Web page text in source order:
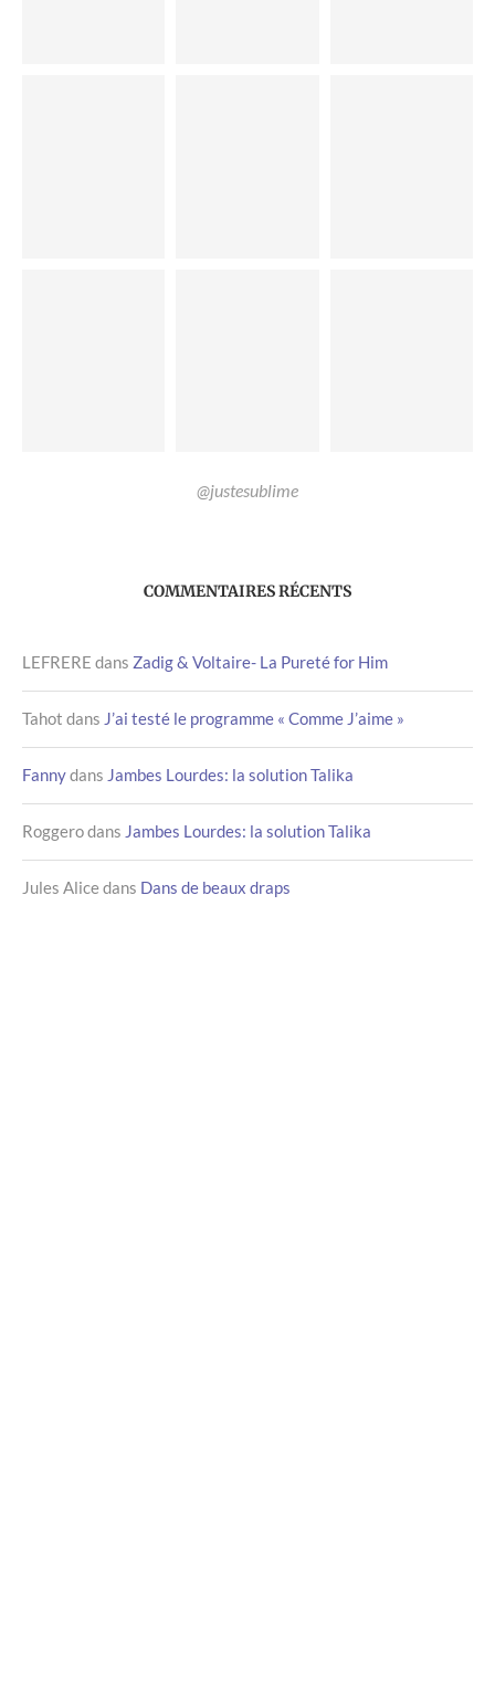
@justesublime
COMMENTAIRES RÉCENTS
LEFRERE dans Zadig & Voltaire- La Pureté for Him
Tahot dans J’ai testé le programme « Comme J’aime »
Fannydans Jambes Lourdes: la solution Talika
Roggerodans Jambes Lourdes: la solution Talika
Jules Alicedans Dans de beaux draps